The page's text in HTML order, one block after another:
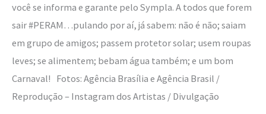
você se informa e garante pelo Sympla. A todos que forem
sair #PERAM…pulando por aí, já sabem: não é não; saiam
em grupo de amigos; passem protetor solar; usem roupas
leves; se alimentem; bebam água também; e um bom
Carnaval! Fotos: Agência Brasília e Agência Brasil /
Reprodução – Instagram dos Artistas / Divulgação